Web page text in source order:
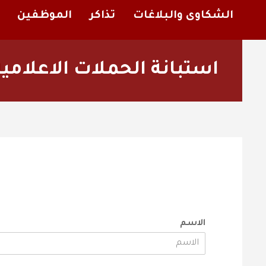
الشكاوى والبلاغات تذاكر الموظفين
استبانة الحملات
الاسم